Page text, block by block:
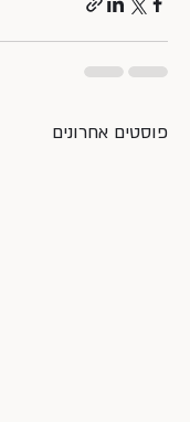
פוסטים אחרונים